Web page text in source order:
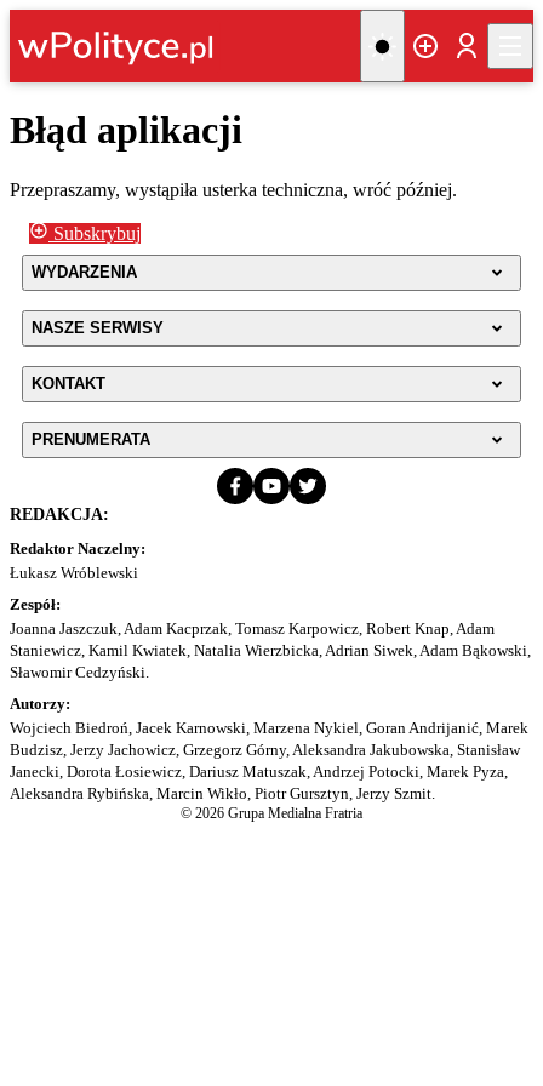
Błąd aplikacji
Przepraszamy, wystąpiła usterka techniczna, wróć później.
Subskrybuj
WYDARZENIA
NASZE SERWISY
KONTAKT
PRENUMERATA
REDAKCJA:
Redaktor Naczelny:
Łukasz Wróblewski
Zespół:
Joanna Jaszczuk, Adam Kacprzak, Tomasz Karpowicz, Robert Knap, Adam
Staniewicz, Kamil Kwiatek, Natalia Wierzbicka, Adrian Siwek, Adam Bąkowski,
Sławomir Cedzyński.
Autorzy:
Wojciech Biedroń, Jacek Karnowski, Marzena Nykiel, Goran Andrijanić, Marek
Budzisz, Jerzy Jachowicz, Grzegorz Górny, Aleksandra Jakubowska, Stanisław
Janecki, Dorota Łosiewicz, Dariusz Matuszak, Andrzej Potocki, Marek Pyza,
Aleksandra Rybińska, Marcin Wikło, Piotr Gursztyn, Jerzy Szmit.
© 2026 Grupa Medialna Fratria